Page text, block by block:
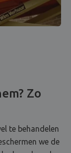
Zo
te behandelen
we de